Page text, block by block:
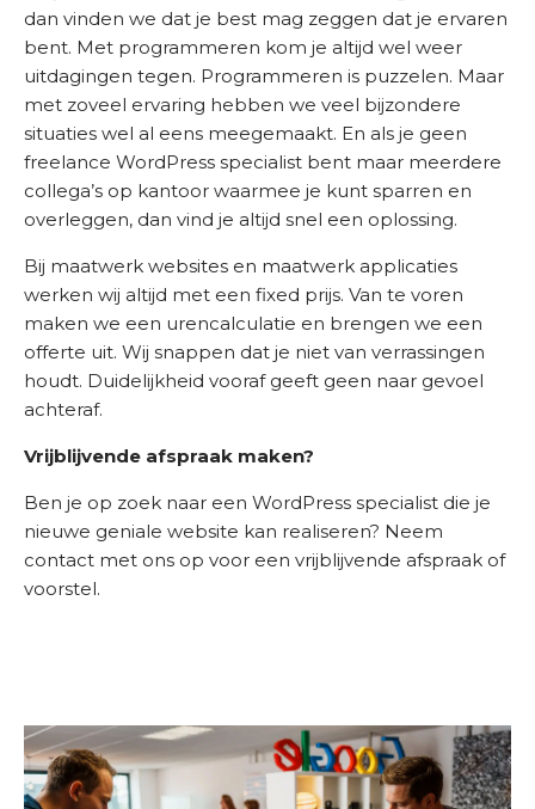
dan vinden we dat je best mag zeggen dat je ervaren
bent. Met programmeren kom je altijd wel weer
uitdagingen tegen. Programmeren is puzzelen. Maar
met zoveel ervaring hebben we veel bijzondere
situaties wel al eens meegemaakt. En als je geen
freelance WordPress specialist bent maar meerdere
collega’s op kantoor waarmee je kunt sparren en
overleggen, dan vind je altijd snel een oplossing.
Bij maatwerk websites en maatwerk applicaties
werken wij altijd met een fixed prijs. Van te voren
maken we een urencalculatie en brengen we een
offerte uit. Wij snappen dat je niet van verrassingen
houdt. Duidelijkheid vooraf geeft geen naar gevoel
achteraf.
Vrijblijvende afspraak maken?
Ben je op zoek naar een WordPress specialist die je
nieuwe geniale website kan realiseren? Neem
contact met ons op voor een vrijblijvende afspraak of
voorstel.